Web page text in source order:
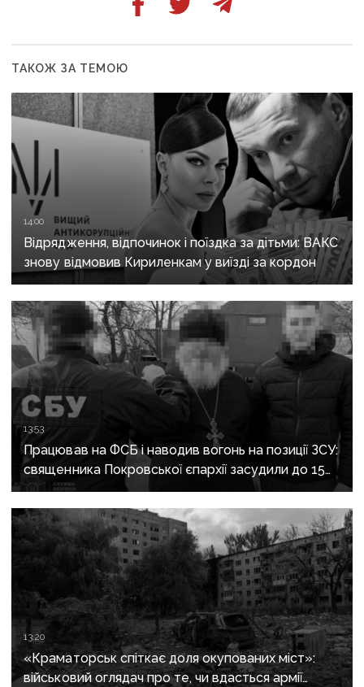
ТАКОЖ ЗА ТЕМОЮ
14:00
Відрядження, відпочинок і поїздка за дітьми: ВАКС
знову відмовив Кириленкам у виїзді за кордон
13:53
Працював на ФСБ і наводив вогонь на позиції ЗСУ:
священника Покровської єпархії засудили до 15
років
13:20
«Краматорськ спіткає доля окупованих міст»:
військовий оглядач про те, чи вдасться армії